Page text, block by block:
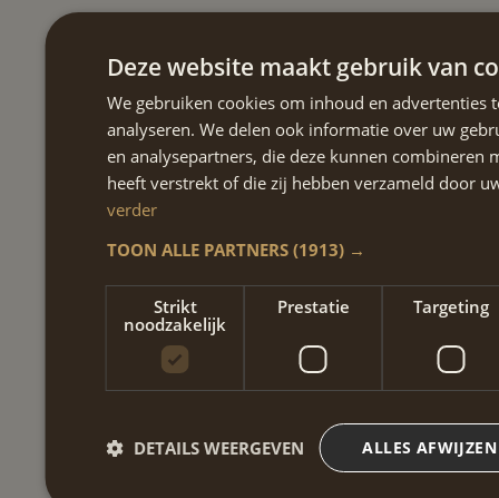
Deze website maakt gebruik van
We gebruiken cookies om inhoud en advertenties
analyseren. We delen ook informatie over uw
en analysepartners, die deze kunnen combineren
heeft verstrekt of die zij hebben verzameld door
verder
TOON ALLE PARTNERS (1913) →
Strikt
noodzakelijk
Prestatie Targeting
ALLES AFWIJZEN
DETAILS WEERGEVEN